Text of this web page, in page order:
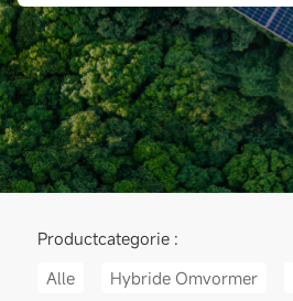
Productcategorie :
Alle
Hybride Omvormer